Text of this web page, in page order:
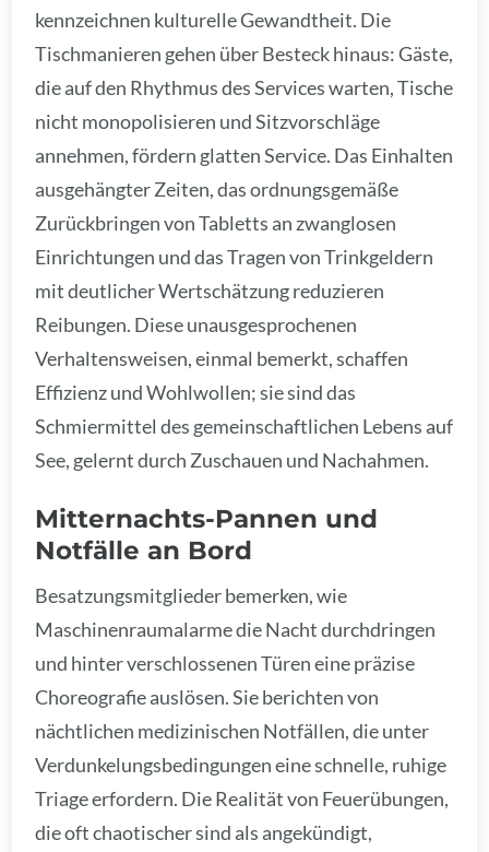
kennzeichnen kulturelle Gewandtheit. Die
Tischmanieren gehen über Besteck hinaus: Gäste,
die auf den Rhythmus des Services warten, Tische
nicht monopolisieren und Sitzvorschläge
annehmen, fördern glatten Service. Das Einhalten
ausgehängter Zeiten, das ordnungsgemäße
Zurückbringen von Tabletts an zwanglosen
Einrichtungen und das Tragen von Trinkgeldern
mit deutlicher Wertschätzung reduzieren
Reibungen. Diese unausgesprochenen
Verhaltensweisen, einmal bemerkt, schaffen
Effizienz und Wohlwollen; sie sind das
Schmiermittel des gemeinschaftlichen Lebens auf
See, gelernt durch Zuschauen und Nachahmen.
Mitternachts-Pannen und
Notfälle an Bord
Besatzungsmitglieder bemerken, wie
Maschinenraumalarme die Nacht durchdringen
und hinter verschlossenen Türen eine präzise
Choreografie auslösen. Sie berichten von
nächtlichen medizinischen Notfällen, die unter
Verdunkelungsbedingungen eine schnelle, ruhige
Triage erfordern. Die Realität von Feuerübungen,
die oft chaotischer sind als angekündigt,